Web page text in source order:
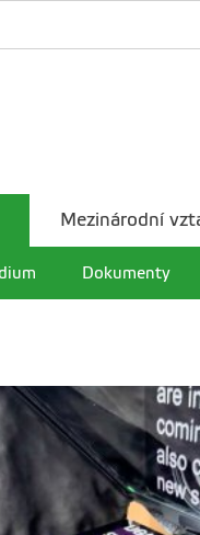
Dokumenty
Mezinárodní